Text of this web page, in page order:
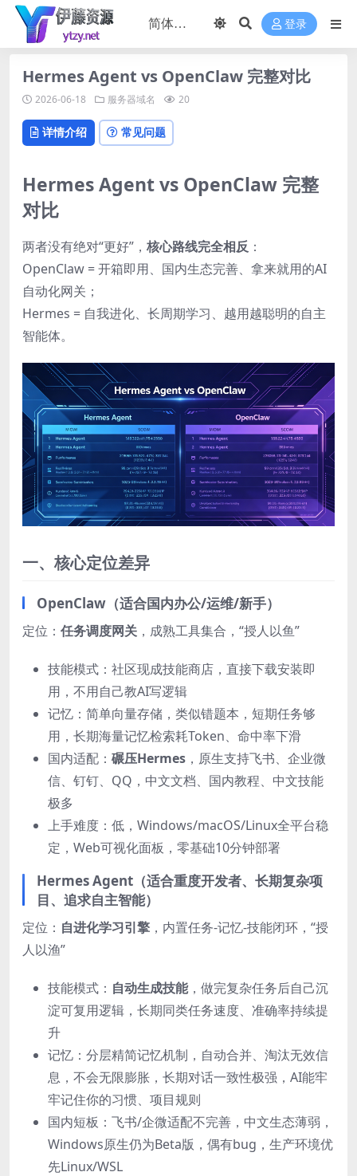
登录
Hermes Agent vs OpenClaw 完整对比
2026-06-18 服务器域名 20
详情介绍 常见问题
Hermes Agent vs OpenClaw 完整
对比
两者没有绝对“更好”， 核心路线完全相反 ：
OpenClaw = 开箱即用、国内生态完善、拿来就用的AI
自动化网关；
Hermes = 自我进化、长周期学习、越用越聪明的自主
智能体。
一、核心定位差异
OpenClaw（适合国内办公/运维/新手）
定位： 任务调度网关 ，成熟工具集合，“授人以鱼”
技能模式：社区现成技能商店，直接下载安装即
用，不用自己教AI写逻辑
记忆：简单向量存储，类似错题本，短期任务够
用，长期海量记忆检索耗Token、命中率下滑
国内适配： 碾压Hermes ，原生支持飞书、企业微
信、钉钉、QQ，中文文档、国内教程、中文技能
极多
上手难度：低，Windows/macOS/Linux全平台稳
定，Web可视化面板，零基础10分钟部署
Hermes Agent（适合重度开发者、长期复杂项
目、追求自主智能）
定位： 自进化学习引擎 ，内置任务-记忆-技能闭环，“授
人以渔”
技能模式： 自动生成技能，做完复杂任务后自己沉
淀可复用逻辑，长期同类任务速度、准确率持续提
升
记忆：分层精简记忆机制，自动合并、淘汰无效信
息，不会无限膨胀，长期对话一致性极强，AI能牢
牢记住你的习惯、项目规则
国内短板：飞书/企微适配不完善，中文生态薄弱，
Windows原生仍为Beta版，偶有bug，生产环境优
先Linux/WSL